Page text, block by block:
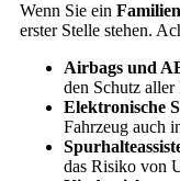
Wenn Sie ein
erster Stelle stehen.
Airbags und
den Schutz aller
Elektronische
Fahrzeug auch
das Risiko von